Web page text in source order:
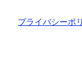
プライバシーポ